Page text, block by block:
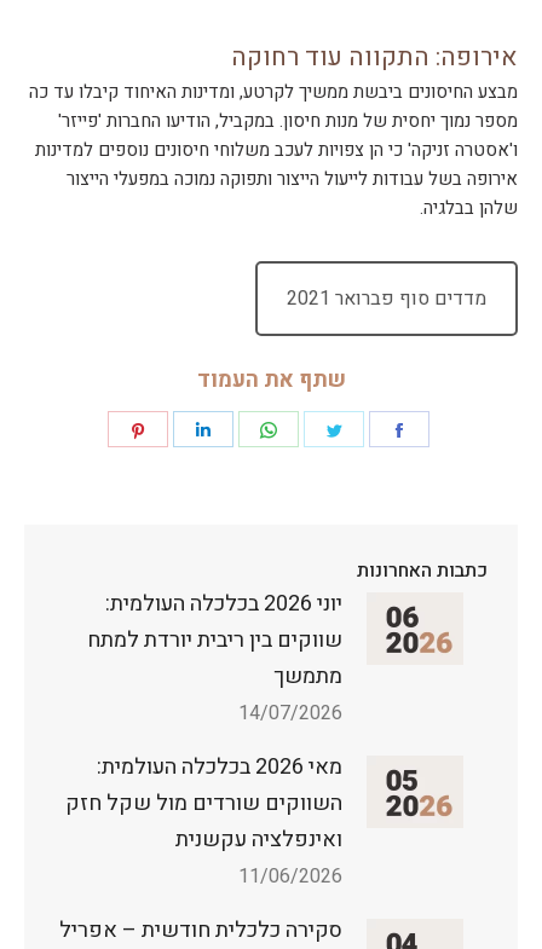
אירופה: התקווה עוד רחוקה
מבצע החיסונים ביבשת ממשיך לקרטע, ומדינות האיחוד קיבלו עד כה
מספר נמוך יחסית של מנות חיסון. במקביל, הודיעו החברות 'פייזר'
ו'אסטרה זניקה' כי הן צפויות לעכב משלוחי חיסונים נוספים למדינות
אירופה בשל עבודות לייעול הייצור ותפוקה נמוכה במפעלי הייצור
שלהן בבלגיה.
מדדים סוף פברואר 2021
שתף את העמוד
כתבות האחרונות
יוני 2026 בכלכלה העולמית:
שווקים בין ריבית יורדת למתח
מתמשך
14/07/2026
מאי 2026 בכלכלה העולמית:
השווקים שורדים מול שקל חזק
ואינפלציה עקשנית
11/06/2026
סקירה כלכלית חודשית – אפריל